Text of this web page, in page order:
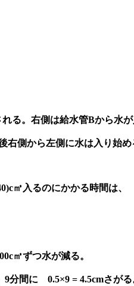
る。右側は給水管Bから水が
側から左側に水は入り始め
㎥入るのにかかる時間は、
㎥ずつ水が減る。
分間に 0.5×9 = 4.5cmさがる